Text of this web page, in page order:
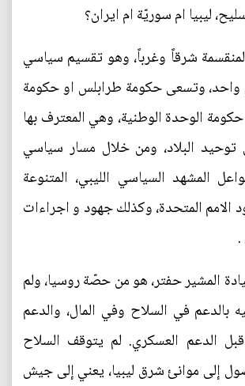
ليبيا ام سوريّة ام ايران؟
شرقاً وغرباً، وهو تقسيم سياسي
وتسعى حكومة طرابلس او حكومة
حكومة الوحدة الوطنية، وهي المعترف بها
توحيد البلاد، ومن خلال مسار سياسي
المشهد السياسي الليبي، المتنوعة
الامم المتحدة، وكذلك جهود و اجراءات
.
المشير حفتر، هو من حصّة روسيا، ولم
بالدعم في السلاح وفي المال، والدعم
الدعم العسكري. لم يتوقف السلاح
إلى موانئ شرق ليبيا، يعني إلى جيش